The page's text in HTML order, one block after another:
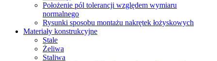
Położenie pól tolerancji względem wymiaru
normalnego
Rysunki sposobu montażu nakrętek łożyskowych
Materiały konstrukcyjne
Stale
Żeliwa
Staliwa